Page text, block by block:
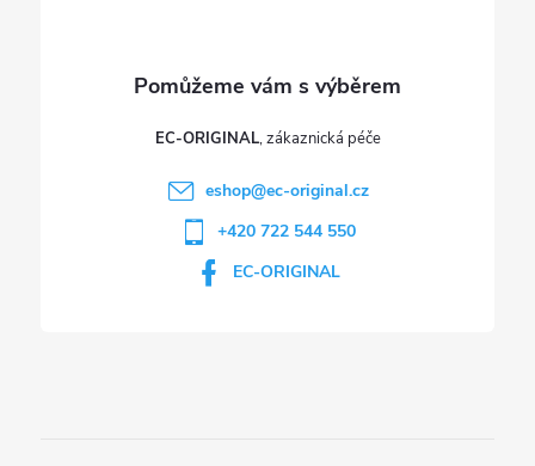
EC-ORIGINAL
eshop@ec-original.cz
+420 722 544 550
EC-ORIGINAL